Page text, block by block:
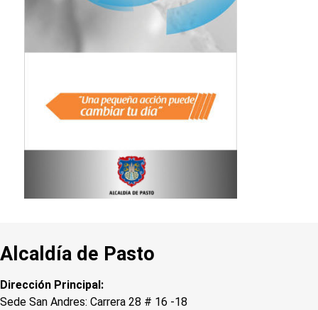
Alcaldía de Pasto
Dirección Principal:
Sede San Andres: Carrera 28 # 16 -18